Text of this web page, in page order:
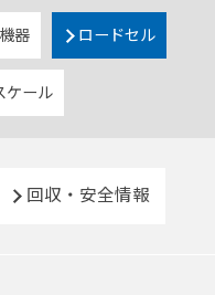
器 ロードセル
ケール
回収・安全情報